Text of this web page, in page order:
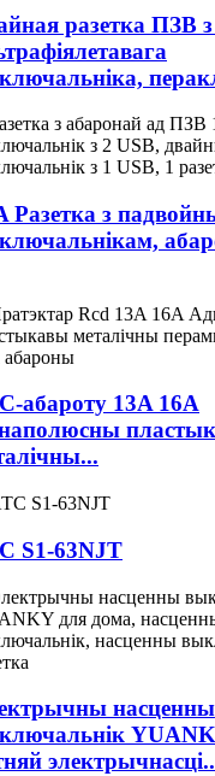
разетка ПЗВ
Разетка з
абароту 13A 16A
S1-63NJT
насценны